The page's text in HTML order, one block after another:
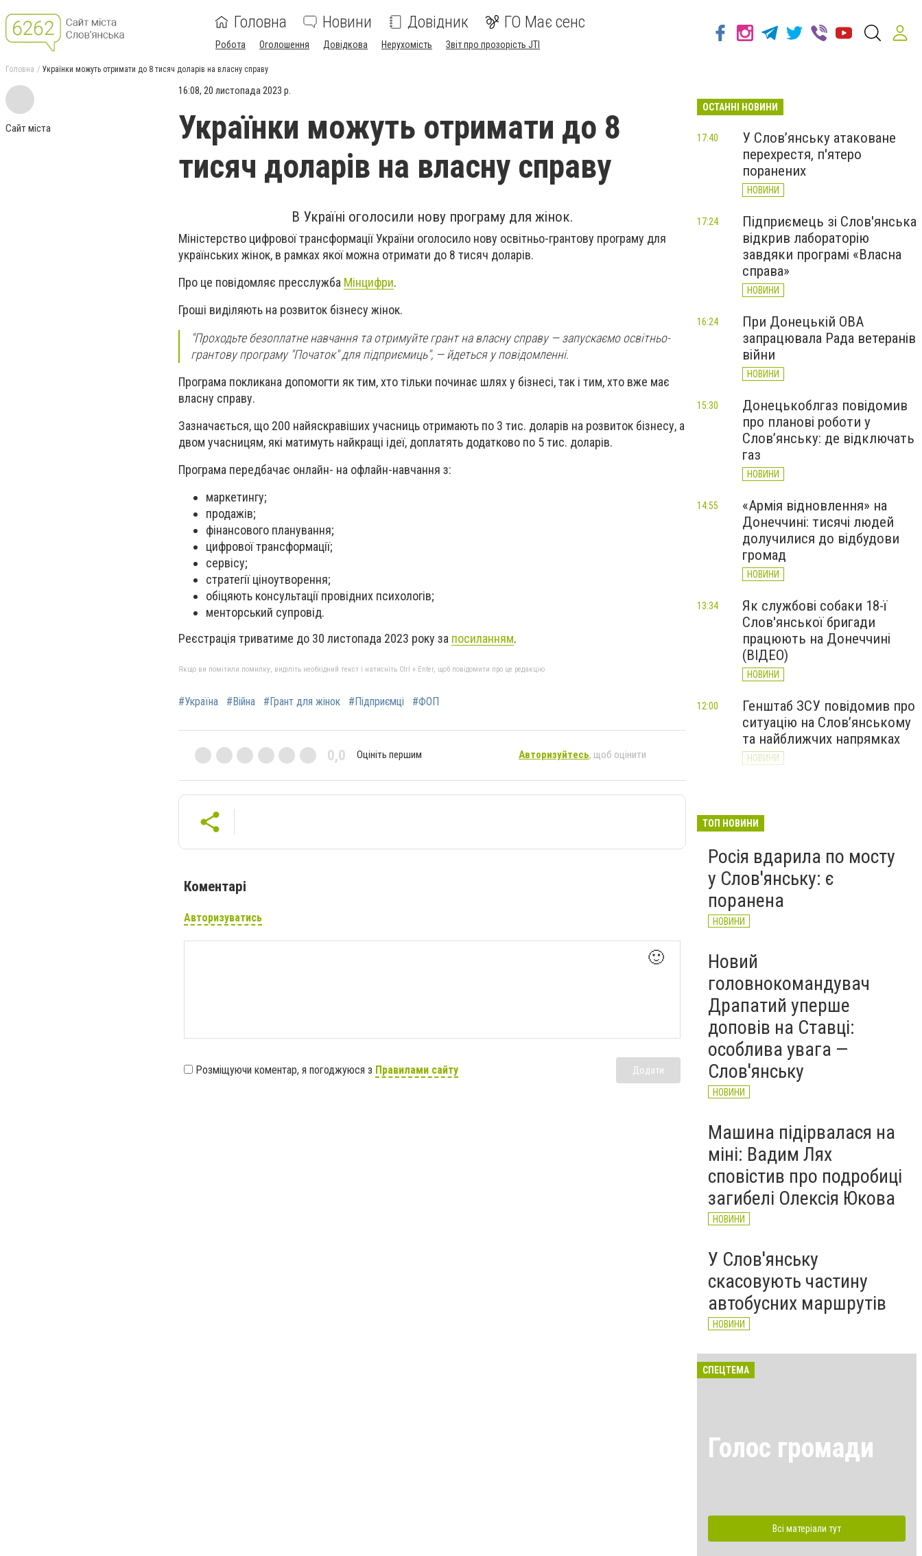
Головна Новини Довідник ГО Має сенс
Робота Оголошення Довідкова Нерухомість Звіт про прозорість JTI
Головна Українки можуть отримати до 8 тисяч доларів на власну справу
Сайт міста
16:08, 20 листопада 2023 р.
Українки можуть отримати до 8
тисяч доларів на власну справу
В Україні оголосили нову програму для жінок.
Міністерство цифрової трансформації України оголосило нову освітньо-грантову програму для
українських жінок, в рамках якої можна отримати до 8 тисяч доларів.
Про це повідомляє пресслужба Мінцифри.
Гроші виділяють на розвиток бізнесу жінок.
"Проходьте безоплатне навчання та отримуйте грант на власну справу — запускаємо освітньо-
грантову програму "Початок" для підприємиць", — йдеться у повідомленні.
Програма покликана допомогти як тим, хто тільки починає шлях у бізнесі, так і тим, хто вже має
власну справу.
Зазначається, що 200 найяскравіших учасниць отримають по 3 тис. доларів на розвиток бізнесу, а
двом учасницям, які матимуть найкращі ідеї, доплатять додатково по 5 тис. доларів.
Програма передбачає онлайн- на офлайн-навчання з:
маркетингу;
продажів;
фінансового планування;
цифрової трансформації;
сервісу;
стратегії ціноутворення;
обіцяють консультації провідних психологів;
менторський супровід.
Реєстрація триватиме до 30 листопада 2023 року за посиланням.
Якщо ви помітили помилку, виділіть необхідний текст і натисніть Ctrl + Enter, щоб повідомити про це редакцію
#Україна #Війна #Грант для жінок #Підприємці #ФОП
0,0 Оцініть першим Авторизуйтесь, щоб оцінити
Коментарі
Авторизуватись
🙂
Розміщуючи коментар, я погоджуюся з Правилами сайту Додати
ОСТАННІ НОВИНИ
У Слов’янську атаковане
перехрестя, п'ятеро
поранених
НОВИНИ
17:40
Підприємець зі Слов'янська
відкрив лабораторію
завдяки програмі «Власна
справа»
НОВИНИ
17:24
При Донецькій ОВА
запрацювала Рада ветеранів
війни
НОВИНИ
16:24
Донецькоблгаз повідомив
про планові роботи у
Слов’янську: де відключать
газ
НОВИНИ
15:30
«Армія відновлення» на
Донеччині: тисячі людей
долучилися до відбудови
громад
НОВИНИ
14:55
Як службові собаки 18-ї
Слов'янської бригади
працюють на Донеччині
(ВІДЕО)
НОВИНИ
13:34
Генштаб ЗСУ повідомив про
ситуацію на Слов’янському
та найближчих напрямках
НОВИНИ
12:00
великої війни: 7 серпня
ТОП НОВИНИ
Росія вдарила по мосту
у Слов'янську: є
поранена
НОВИНИ
Новий
головнокомандувач
Драпатий уперше
доповів на Ставці:
особлива увага —
Слов'янську
НОВИНИ
Машина підірвалася на
міні: Вадим Лях
сповістив про подробиці
загибелі Олексія Юкова
НОВИНИ
У Слов'янську
скасовують частину
автобусних маршрутів
НОВИНИ
СПЕЦТЕМА
Голос громади
Всі матеріали тут